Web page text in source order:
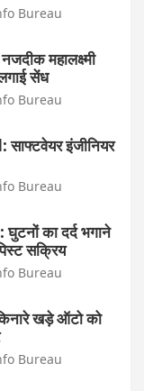
Bureau
महालक्ष्मी
सेंध
Bureau
इंजीनियर
Bureau
का दर्द भगाने
सक्रिय
Bureau
खड़े ऑटो को
Bureau